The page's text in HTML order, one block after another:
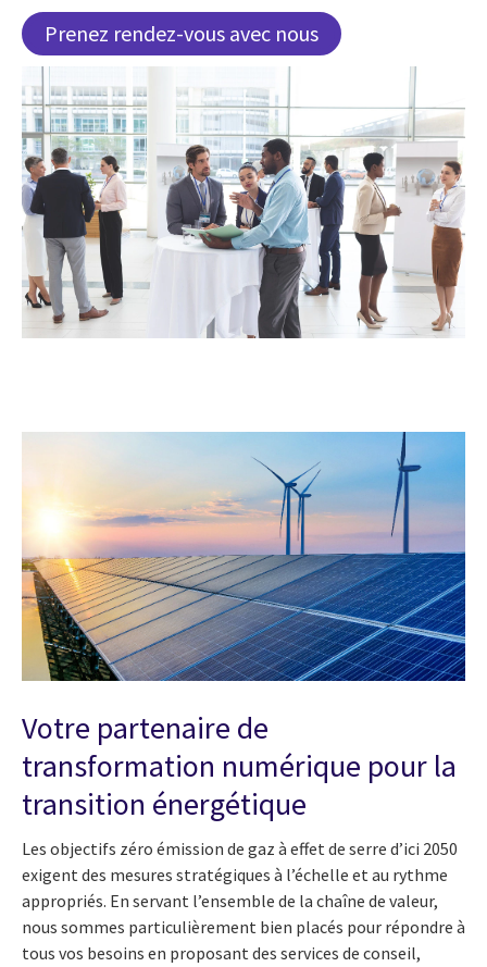
Prenez rendez-vous avec nous
Votre partenaire de
transformation numérique pour la
transition énergétique
Les objectifs zéro émission de gaz à effet de serre d’ici 2050
exigent des mesures stratégiques à l’échelle et au rythme
appropriés. En servant l’ensemble de la chaîne de valeur,
nous sommes particulièrement bien placés pour répondre à
tous vos besoins en proposant des services de conseil,